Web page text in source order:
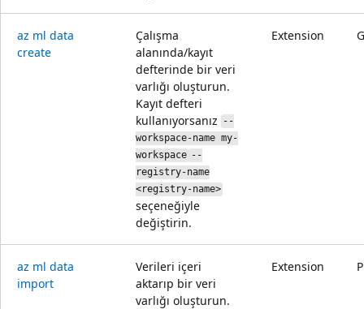
az ml data
create
Çalışma
alanında/kayıt
defterinde bir veri
varlığı oluşturun.
Kayıt defteri
kullanıyorsanız
--
workspace-name my-
workspace --
registry-name
<registry-name>
seçeneğiyle
değiştirin.
Extension
az ml data
import
Verileri içeri
aktarıp bir veri
varlığı oluşturun.
Extension